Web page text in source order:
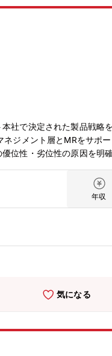
社で決定された製品戦
ジメント層とMRをサポ
位性・劣位性の原因を明
るしくみを確立 ■MRと
年収
気になる